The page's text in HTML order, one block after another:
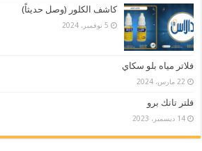
كاشف الكلور (وصل حديثاً)
5 نوفمبر، 2024
فلاتر مياه بلو سكاي
22 مارس، 2024
فلتر تانك برو
14 ديسمبر، 2023